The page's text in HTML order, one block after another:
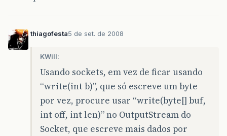
thiagofesta5 de set. de 2008
KWill:
Usando sockets, em vez de ficar usando
“write(int b)”, que só escreve um byte
por vez, procure usar “write(byte[] buf,
int off, int len)” no OutputStream do
Socket, que escreve mais dados por